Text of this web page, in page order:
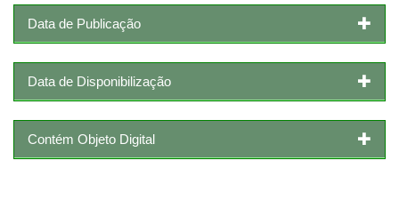
Data de Publicação
Data de Disponibilização
Contém Objeto Digital